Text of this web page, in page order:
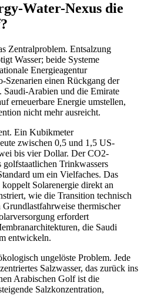
Water-Nexus die
Zentralproblem. Entsalzung
Wasser; beide Systeme
Energieagentur
einen Rückgang der
Saudi-Arabien und die Emirate
erneuerbare Energie umstellen,
nicht mehr ausreicht.
Ein Kubikmeter
zwischen 0,5 und 1,5 US-
bis vier Dollar. Der CO2-
Trinkwassers
um ein Vielfaches. Das
Solarenergie direkt an
wie die Transition technisch
thermischer
erfordert
die Saudi
entwickeln.
ungelöste Problem. Jede
Salzwasser, das zurück ins
Arabischen Golf ist die
Salzkonzentration,